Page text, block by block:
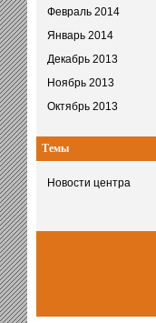
Февраль 2014
Январь 2014
Декабрь 2013
Ноябрь 2013
Октябрь 2013
Темы
Новости центра